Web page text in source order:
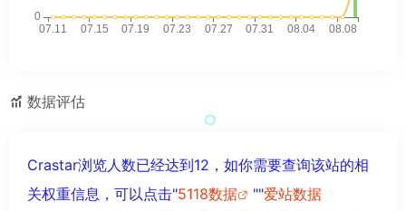
数据评估
Crastar浏览人数已经达到12，如你需要查询该站的相
关权重信息，可以点击"5118数据 ""爱站数据